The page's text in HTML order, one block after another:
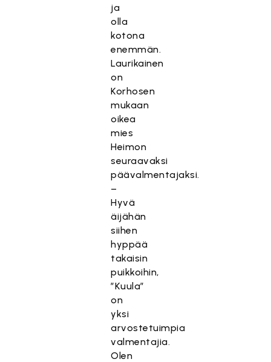
ja
olla
kotona
enemmän.
Laurikainen
on
Korhosen
mukaan
oikea
mies
Heimon
seuraavaksi
päävalmentajaksi.
–
Hyvä
äijähän
siihen
hyppää
takaisin
puikkoihin,
”Kuula”
on
yksi
arvostetuimpia
valmentajia.
Olen